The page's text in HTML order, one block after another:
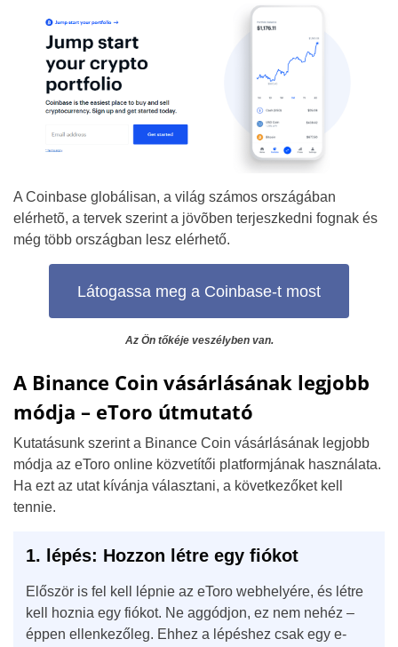
A Coinbase globálisan, a világ számos országában
elérhetõ, a tervek szerint a jövõben terjeszkedni fognak és
még több országban lesz elérhető.
Látogassa meg a Coinbase-t most
Az Ön tőkéje veszélyben van.
A Binance Coin vásárlásának legjobb
módja – eToro útmutató
Kutatásunk szerint a Binance Coin vásárlásának legjobb
módja az eToro online közvetítői platformjának használata.
Ha ezt az utat kívánja választani, a következőket kell
tennie.
1. lépés: Hozzon létre egy fiókot
Először is fel kell lépnie az eToro webhelyére, és létre
kell hoznia egy fiókot. Ne aggódjon, ez nem nehéz –
éppen ellenkezőleg. Ehhez a lépéshez csak egy e-